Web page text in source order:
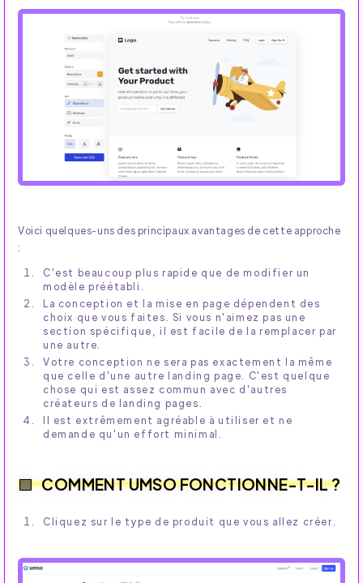
Voici quelques-uns des principaux avantages de cette approche
:
C'est beaucoup plus rapide que de modifier un
modèle préétabli.
La conception et la mise en page dépendent des
choix que vous faites. Si vous n'aimez pas une
section spécifique, il est facile de la remplacer par
une autre.
Votre conception ne sera pas exactement la même
que celle d'une autre landing page. C'est quelque
chose qui est assez commun avec d'autres
créateurs de landing pages.
Il est extrêmement agréable à utiliser et ne
demande qu'un effort minimal.
COMMENT UMSO FONCTIONNE-T-IL ?
Cliquez sur le type de produit que vous allez créer.